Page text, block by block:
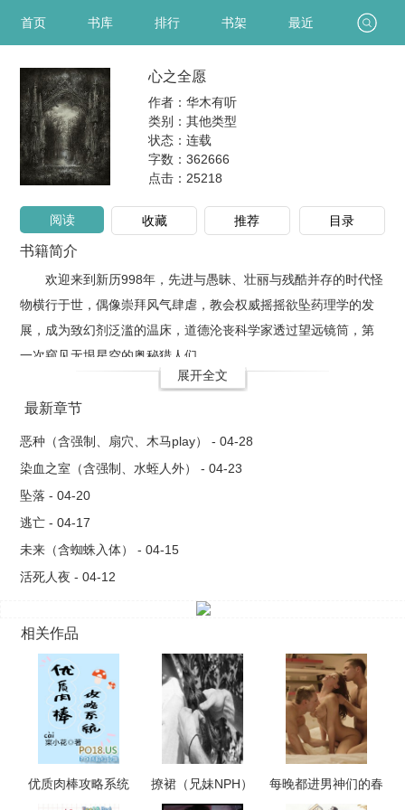
首页 书库 排行 书架 最近
心之全愿
作者：华木有听
类别：其他类型
状态：连载
字数：362666
点击： 25218
阅读 收藏 推荐 目录
书籍简介
欢迎来到新历998年，先进与愚昧、壮丽与残酷并存的时代怪
物横行于世，偶像崇拜风气肆虐，教会权威摇摇欲坠药理学的发
展，成为致幻剂泛滥的温床，道德沦丧科学家透过望远镜筒，第
一次窥见无垠星空的奥秘猎人们..
展开全文
最新章节
恶种（含强制、扇穴、木马play） - 04-28
染血之室（含强制、水蛭人外） - 04-23
坠落 - 04-20
逃亡 - 04-17
未来（含蜘蛛入体） - 04-15
活死人夜 - 04-12
相关作品
优质肉棒攻略系统
撩裙（兄妹NPH）
每晚都进男神们的春